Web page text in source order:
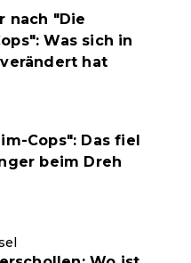
nach "Die
Was sich in
hat
Cops": Das fiel
beim Dreh